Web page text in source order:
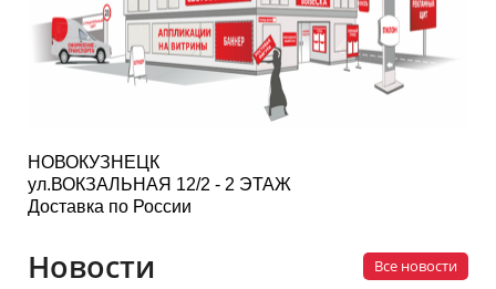
НОВОКУЗНЕЦК
ул.ВОКЗАЛЬНАЯ 12/2 - 2 ЭТАЖ
Доставка по России
Новости Все новости